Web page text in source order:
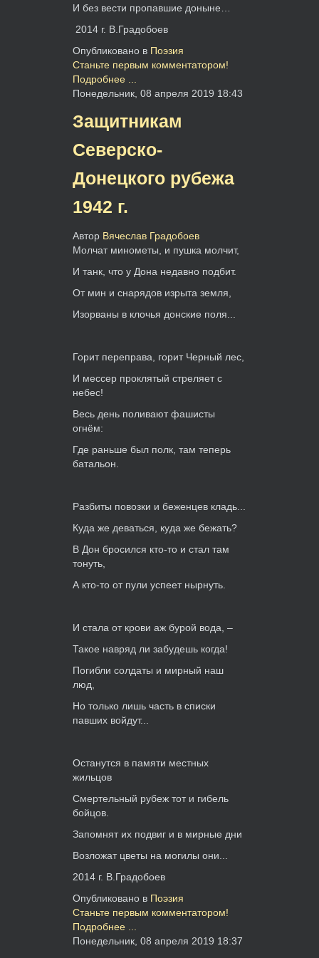
И без вести пропавшие доныне…
2014 г. В.Градобоев
Опубликовано в Поэзия
Станьте первым комментатором!
Подробнее ...
Понедельник, 08 апреля 2019 18:43
Защитникам
Северско-
Донецкого рубежа
1942 г.
Автор Вячеслав Градобоев
Молчат минометы, и пушка молчит,
И танк, что у Дона недавно подбит.
От мин и снарядов изрыта земля,
Изорваны в клочья донские поля...
Горит переправа, горит Черный лес,
И мессер проклятый стреляет с
небес!
Весь день поливают фашисты
огнём:
Где раньше был полк, там теперь
батальон.
Разбиты повозки и беженцев кладь...
Куда же деваться, куда же бежать?
В Дон бросился кто-то и стал там
тонуть,
А кто-то от пули успеет нырнуть.
И стала от крови аж бурой вода, –
Такое навряд ли забудешь когда!
Погибли солдаты и мирный наш
люд,
Но только лишь часть в списки
павших войдут...
Останутся в памяти местных
жильцов
Смертельный рубеж тот и гибель
бойцов.
Запомнят их подвиг и в мирные дни
Возложат цветы на могилы они...
2014 г. В.Градобоев
Опубликовано в Поэзия
Станьте первым комментатором!
Подробнее ...
Понедельник, 08 апреля 2019 18:37